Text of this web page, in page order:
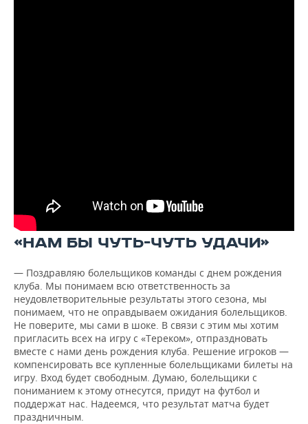
«НАМ БЫ ЧУТЬ-ЧУТЬ УДАЧИ»
— Поздравляю болельщиков команды с днем рождения
клуба. Мы понимаем всю ответственность за
неудовлетворительные результаты этого сезона, мы
понимаем, что не оправдываем ожидания болельщиков.
Не поверите, мы сами в шоке. В связи с этим мы хотим
пригласить всех на игру с «Тереком», отпраздновать
вместе с нами день рождения клуба. Решение игроков —
компенсировать все купленные болельщиками билеты на
игру. Вход будет свободным. Думаю, болельщики с
пониманием к этому отнесутся, придут на футбол и
поддержат нас. Надеемся, что результат матча будет
праздничным.